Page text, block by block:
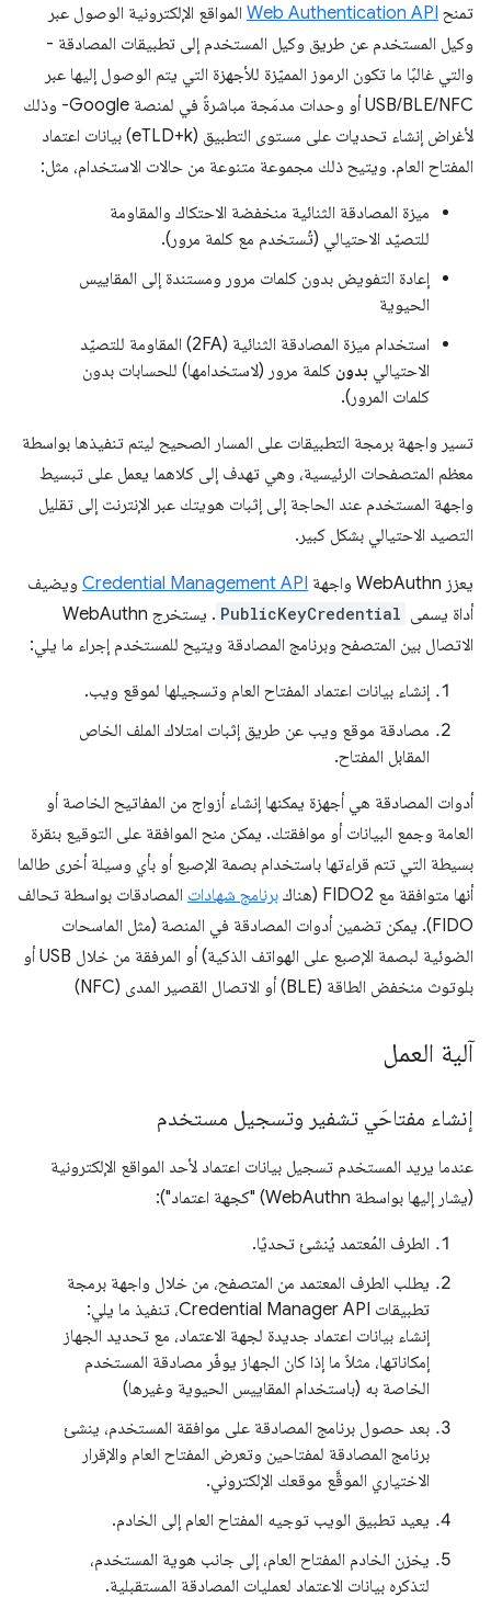
تمنح Web Authentication API المواقع الإلكترونية الوصول عبر
وكيل المستخدم عن طريق وكيل المستخدم إلى تطبيقات المصادقة -
والتي غالبًا ما تكون الرموز المميّزة للأجهزة التي يتم الوصول إليها عبر
USB/BLE/NFC أو وحدات مدمَجة مباشرةً في لمنصة Google- وذلك
لأغراض إنشاء تحديات على مستوى التطبيق (eTLD+k) بيانات اعتماد
المفتاح العام. ويتيح ذلك مجموعة متنوعة من حالات الاستخدام، مثل:
ميزة المصادقة الثنائية منخفضة الاحتكاك والمقاومة
للتصيّد الاحتيالي (تُستخدم مع كلمة مرور).
إعادة التفويض بدون كلمات مرور ومستندة إلى المقاييس
الحيوية
استخدام ميزة المصادقة الثنائية (2FA) المقاومة للتصيّد
الاحتيالي بدون كلمة مرور (لاستخدامها) للحسابات بدون
كلمات المرور).
تسير واجهة برمجة التطبيقات على المسار الصحيح ليتم تنفيذها بواسطة
معظم المتصفحات الرئيسية، وهي تهدف إلى كلاهما يعمل على تبسيط
واجهة المستخدم عند الحاجة إلى إثبات هويتك عبر الإنترنت إلى تقليل
التصيد الاحتيالي بشكل كبير.
يعزز WebAuthn واجهة Credential Management API ويضيف
أداة يسمى PublicKeyCredential
. يستخرج WebAuthn
الاتصال بين المتصفح وبرنامج المصادقة ويتيح للمستخدم إجراء ما يلي:
إنشاء بيانات اعتماد المفتاح العام وتسجيلها لموقع ويب.
مصادقة موقع ويب عن طريق إثبات امتلاك الملف الخاص
المقابل المفتاح.
أدوات المصادقة هي أجهزة يمكنها إنشاء أزواج من المفاتيح الخاصة أو
العامة وجمع البيانات أو موافقتك. يمكن منح الموافقة على التوقيع بنقرة
بسيطة التي تتم قراءتها باستخدام بصمة الإصبع أو بأي وسيلة أخرى طالما
أنها متوافقة مع FIDO2 (هناك
برنامج شهادات المصادقات بواسطة تحالف
FIDO). يمكن تضمين أدوات المصادقة في المنصة (مثل الماسحات
الضوئية لبصمة الإصبع على الهواتف الذكية) أو المرفقة من خلال USB أو
بلوتوث منخفض الطاقة (BLE) أو الاتصال القصير المدى (NFC)
آلية العمل
إنشاء مفتاحَي تشفير وتسجيل مستخدم
عندما يريد المستخدم تسجيل بيانات اعتماد لأحد المواقع الإلكترونية
(يشار إليها بواسطة WebAuthn) "كجهة اعتماد"):
الطرف المُعتمد يُنشئ تحديًا.
يطلب الطرف المعتمد من المتصفح، من خلال واجهة برمجة
تطبيقات Credential Manager API، تنفيذ ما يلي:
إنشاء بيانات اعتماد جديدة لجهة الاعتماد، مع تحديد الجهاز
إمكاناتها، مثلاً ما إذا كان الجهاز يوفّر مصادقة المستخدم
الخاصة به (باستخدام المقاييس الحيوية وغيرها)
بعد حصول برنامج المصادقة على موافقة المستخدم، ينشئ
برنامج المصادقة لمفتاحين وتعرض المفتاح العام والإقرار
الاختياري الموقَّع موقعك الإلكتروني.
يعيد تطبيق الويب توجيه المفتاح العام إلى الخادم.
يخزن الخادم المفتاح العام، إلى جانب هوية المستخدم،
لتذكره بيانات الاعتماد لعمليات المصادقة المستقبلية.